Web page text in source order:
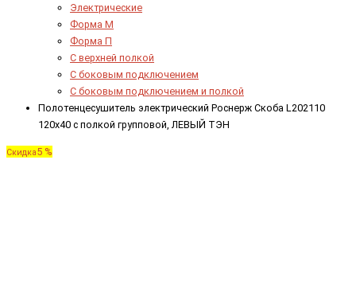
Электрические
Форма М
Форма П
C верхней полкой
C боковым подключением
C боковым подключением и полкой
Полотенцесушитель электрический Роснерж Скоба L202110
120x40 с полкой групповой, ЛЕВЫЙ ТЭН
Скидка5 %